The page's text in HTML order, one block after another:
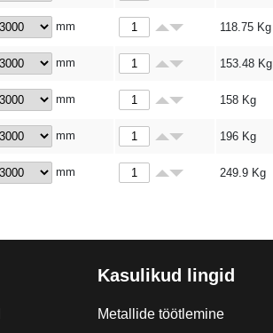
mm 118.75 Kg
mm 153.48 Kg
mm 158 Kg
mm 196 Kg
mm 249.9 Kg
Kasulikud lingid
Metallide töötlemine